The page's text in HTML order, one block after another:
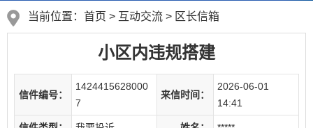
数据 走进
当前位置： 首页 > 互动交流 > 区长信箱
小区内违规搭建
信件编号：
1424415628000
7
来信时间：
2026-06-01
14:41